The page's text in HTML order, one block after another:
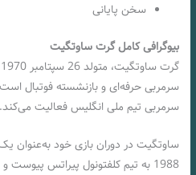
سخن پایانی
بیوگرافی کامل گرت ساوتگیت
سرمربی حرفه‌ای و بازنشسته فوتبال
سرمربی تیم ملی انگلیس فعالیت می‌کند.
ساوتگیت در دوران بازی خود به‌عنوان
1988 به تیم کلفتونول پیراتس